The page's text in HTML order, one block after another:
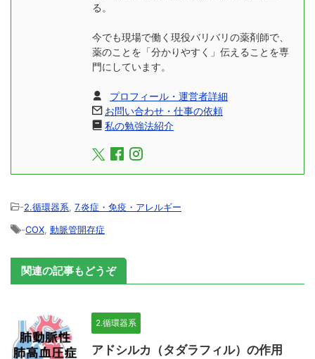
る。
今でも現場で働く現役バリバリの薬剤師で、
薬のことを「分かりやすく」伝えることを専
門にしています。
プロフィール・運営者詳細
お問い合わせ・仕事の依頼
私の勉強法紹介
-2.循環器系 7.炎症・免疫・アレルギー
-COX 動脈管開存症
関連の記事もどうぞ
2.循環器系
アドシルカ（タダラフィル）の作用